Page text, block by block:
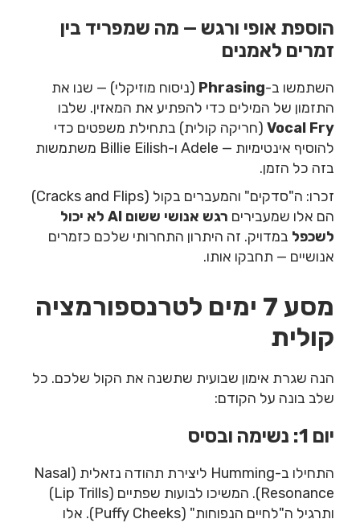
הוספת אופי ורגש — מה שמפריד בין
זמרים לאמנים
השתמשו ב-Phrasing (ניסוח מוזיקלי) — שנו את
התזמון של המילים כדי להפתיע את המאזין. שלבו
Vocal Fry (חריקה קולית) בתחילת משפטים כדי
להוסיף אינטימיות — Adele ו-Billie Eilish משתמשות
בזה כל הזמן.
זכרו: ה"סדקים" והמעברים בקול (Cracks and Flips)
הם אלו שמעבירים
רגש אנושי ששום AI לא יכול
לשכפל במדויק. זה היתרון התחרותי שלכם כזמרים
אנושיים — תחבקו אותו.
מסע 7 ימים לטרנספורמציה
קולית
הנה שגרת אימון שבועית שתשנה את הקול שלכם. כל
שלב בונה על הקודם:
יום 1: נשימה ובסיס
התחילו ב-Humming ליצירת תהודה נזאלית (Nasal
Resonance). המשיכו לבועות שפתיים (Lip Trills)
ותרגיל ה"לחיים הנפוחות" (Puffy Cheeks). אלו